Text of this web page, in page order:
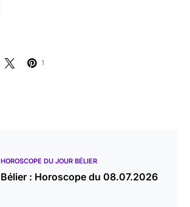
1
HOROSCOPE DU JOUR BÉLIER
Bélier : Horoscope du 08.07.2026